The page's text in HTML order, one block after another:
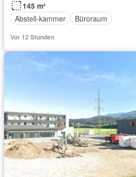
145 m²
Abstell-kammer
Büroraum
Vor 12 Stunden